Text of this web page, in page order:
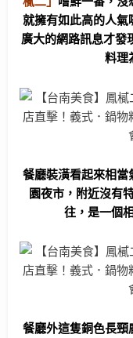
就擁有如此高的人
廣大的網路訊息才發
料理
餐廳裝潢看起來相
園夜市，附近沒有
往，是一個
餐廳外這隻銅色長